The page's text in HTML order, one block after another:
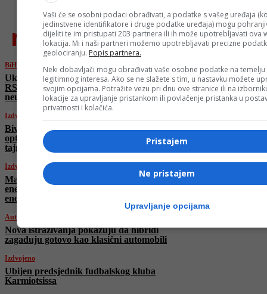
najnovije
BiH
Ukinute američke sankcije za četiri osobe iz
RS-a koje su učestvovale u organizaciji
neustavnog 9. januara
Izdvojeno
Bivši savjetnik Bijele kuće John Bolton
optužen za špijunažu i nezakonito čuvanje
tajnih dokumenata
Izdvojeno
Mađarska odbacila plan EU o zabrani ruske
energije: Szijjártó upozorava na ugroženu
energetsku sigurnost
Auto
Nova istraživanja pokazuju da hibridi
zagađuju gotovo kao klasični automobili
Izdvojeno
Ubijen predsjednik fudbalskog kluba
Karmiotsissa
Vaši će se osobni podaci obrađivati, a podatke s vašeg uređaja
jedinstvene identifikatore i druge podatke uređaja) mogu
dijeliti te im pristupati 203 partnera ili ih može upotrebljavati ova
lokacija. Mi i naši partneri možemo upotrebljavati precizne
geolociranju. Popis partnera.
Neki dobavljači mogu obrađivati vaše osobne podatke na temelju
legitimnog interesa. Ako se ne slažete s tim, u nastavku možete
svojim opcijama. Potražite vezu pri dnu ove stranice ili na
lokacije za upravljanje pristankom ili povlačenje pristanka u
privatnosti i kolačića.
Pristajem
Ne pristajem
Upravljanje opcijama